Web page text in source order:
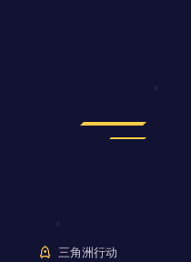
三角洲行动